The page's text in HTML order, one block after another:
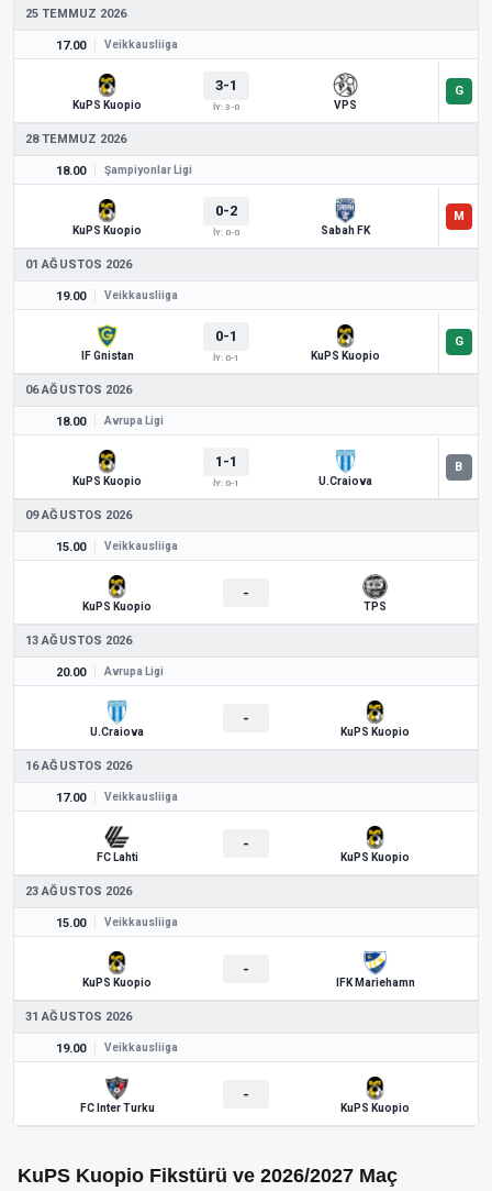
25 TEMMUZ 2026
17.00 Veikkausliiga
KuPS Kuopio
3-1
İY: 3-0 VPS
28 TEMMUZ 2026
18.00 Şampiyonlar Ligi
KuPS Kuopio
0-2
İY: 0-0 Sabah FK
01 AĞUSTOS 2026
19.00 Veikkausliiga
IF Gnistan
0-1
İY: 0-1 KuPS Kuopio
06 AĞUSTOS 2026
18.00 Avrupa Ligi
KuPS Kuopio
1-1
İY: 0-1 U.Craiova
09 AĞUSTOS 2026
15.00 Veikkausliiga
KuPS Kuopio
-
TPS
13 AĞUSTOS 2026
20.00 Avrupa Ligi
U.Craiova
-
KuPS Kuopio
16 AĞUSTOS 2026
17.00 Veikkausliiga
FC Lahti
-
KuPS Kuopio
23 AĞUSTOS 2026
15.00 Veikkausliiga
KuPS Kuopio
-
IFK Mariehamn
31 AĞUSTOS 2026
19.00 Veikkausliiga
FC Inter Turku
-
KuPS Kuopio
KuPS Kuopio Fikstürü ve 2026/2027 Maç